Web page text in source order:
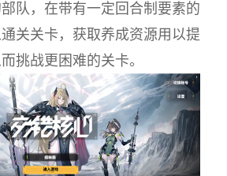
队，在带有一定回合制要素的
关关卡，获取养成资源用以提
挑战更困难的关卡。